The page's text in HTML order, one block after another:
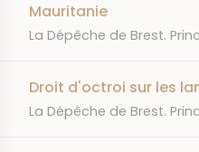
Mauritanie
JOURNAL
La Dépêche de Brest.
Droit d'octroi sur les
JOURNAL
La Dépêche de Brest.